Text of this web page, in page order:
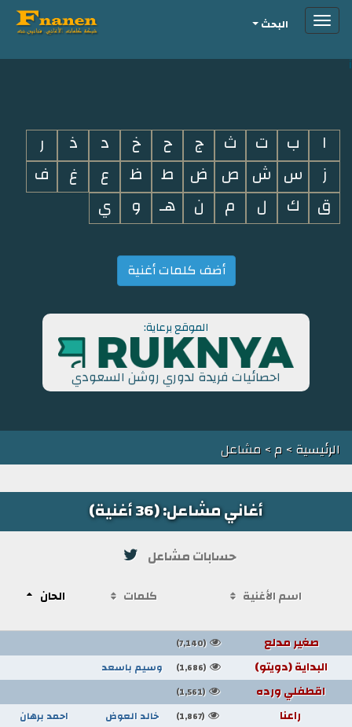
i
Toggleالبحث
ا ب ت ث ج ح خ د ذ
ر
ز
س ش ص ض ط ظ ع غ
ف
ق
ك ل م ن هـ و ي
أضف كلمات أغنية
الموقع برعاية:
احصائيات فريدة لدوري روشن السعودي
الرئيسية> م> مشاعل
أغاني مشاعل: (36 أغنية)
حسابات مشاعل
اسم الأغنية كلمات الحان
صغير مدلع (7,140)
البداية (دويتو) (1,686) وسيم باسعد
اقطفلي ورده (1,561)
راعنا (1,867) خالد العوض احمد برهان